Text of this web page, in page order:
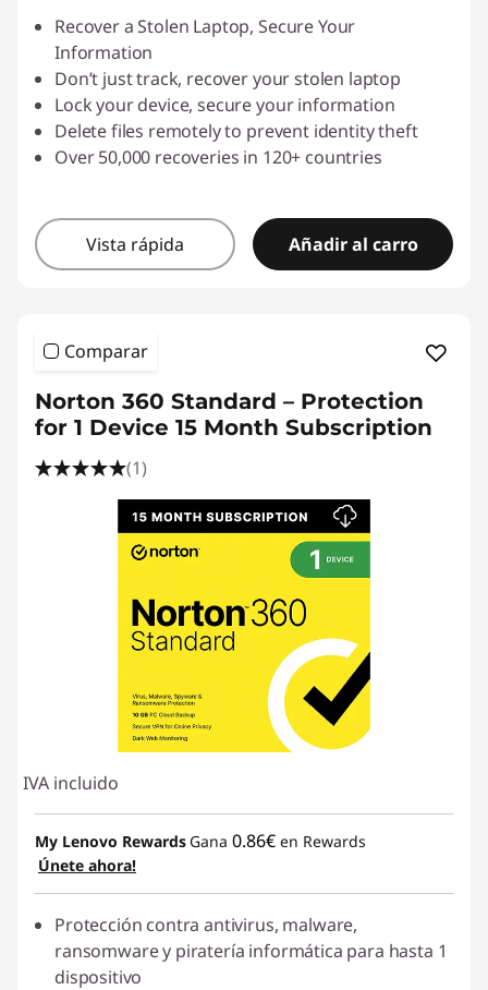
Recover a Stolen Laptop, Secure Your
Information
Don’t just track, recover your stolen laptop
Lock your device, secure your information
Delete files remotely to prevent identity theft
Over 50,000 recoveries in 120+ countries
Vista rápida Añadir al carro
Comparar
Norton 360 Standard – Protection
for 1 Device 15 Month Subscription
(1)
IVA incluido
My Lenovo Rewards Gana 0.86€ en Rewards
Únete ahora!
Protección contra antivirus, malware,
ransomware y piratería informática para hasta 1
dispositivo